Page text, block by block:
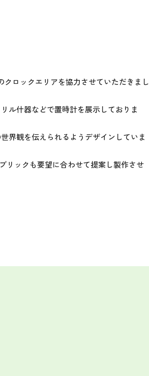
ロックエリアを協力させていただきまし
ル什器などで置時計を展示しておりま
界観を伝えられるようデザインしていま
リックも要望に合わせて提案し製作させ